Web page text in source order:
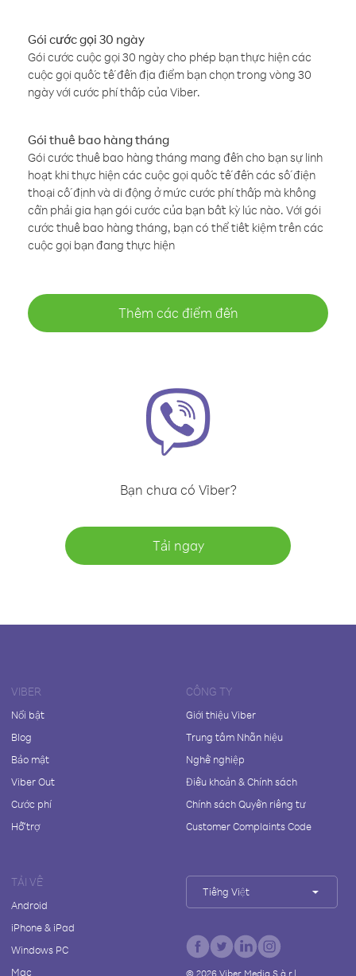
Gói cước gọi 30 ngày
Gói cước cuộc gọi 30 ngày cho phép bạn thực hiện các
cuộc gọi quốc tế đến địa điểm bạn chọn trong vòng 30
ngày với cước phí thấp của Viber.
Gói thuê bao hàng tháng
Gói cước thuê bao hàng tháng mang đến cho bạn sự linh
hoạt khi thực hiện các cuộc gọi quốc tế đến các số điện
thoại cố định và di động ở mức cước phí thấp mà không
cần phải gia hạn gói cước của bạn bất kỳ lúc nào. Với gói
cước thuê bao hàng tháng, bạn có thể tiết kiệm trên các
cuộc gọi bạn đang thực hiện
Thêm các điểm đến
Bạn chưa có Viber?
Tải ngay
VIBER
Nổi bật
Blog
Bảo mật
Viber Out
Cước phí
Hỗ trợ
CÔNG TY
Giới thiệu Viber
Trung tâm Nhãn hiệu
Nghề nghiệp
Điều khoản & Chính sách
Chính sách Quyền riêng tư
Customer Complaints Code
TẢI VỀ
Android
iPhone & iPad
Windows PC
Mac
Tiếng Việt
© 2026Viber Media S.à r.l.